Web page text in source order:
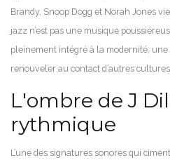
Brandy, Snoop Dogg et Norah Jones
jazz n’est pas une musique
pleinement intégré à la modernité,
renouveler au contact d’autres
L'ombre de J
rythmique
L’une des signatures sonores qui